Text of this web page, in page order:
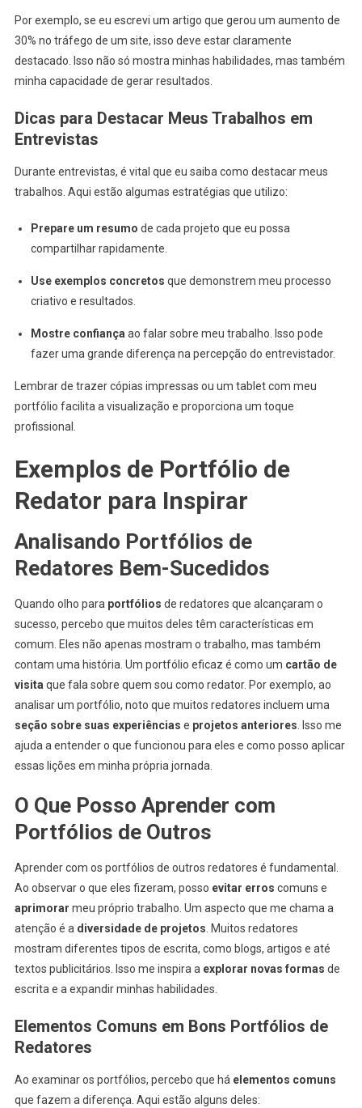
Por exemplo, se eu escrevi um artigo que gerou um aumento de
30% no tráfego de um site, isso deve estar claramente
destacado. Isso não só mostra minhas habilidades, mas também
minha capacidade de gerar resultados.
Dicas para Destacar Meus Trabalhos em
Entrevistas
Durante entrevistas, é vital que eu saiba como destacar meus
trabalhos. Aqui estão algumas estratégias que utilizo:
Prepare um resumo de cada projeto que eu possa
compartilhar rapidamente.
Use exemplos concretos que demonstrem meu processo
criativo e resultados.
Mostre confiança ao falar sobre meu trabalho. Isso pode
fazer uma grande diferença na percepção do entrevistador.
Lembrar de trazer cópias impressas ou um tablet com meu
portfólio facilita a visualização e proporciona um toque
profissional.
Exemplos de Portfólio de
Redator para Inspirar
Analisando Portfólios de
Redatores Bem-Sucedidos
Quando olho para portfólios de redatores que alcançaram o
sucesso, percebo que muitos deles têm características em
comum. Eles não apenas mostram o trabalho, mas também
contam uma história. Um portfólio eficaz é como um cartão de
visita que fala sobre quem sou como redator. Por exemplo, ao
analisar um portfólio, noto que muitos redatores incluem uma
seção sobre suas experiências e projetos anteriores . Isso me
ajuda a entender o que funcionou para eles e como posso aplicar
essas lições em minha própria jornada.
O Que Posso Aprender com
Portfólios de Outros
Aprender com os portfólios de outros redatores é fundamental.
Ao observar o que eles fizeram, posso evitar erros comuns e
aprimorar meu próprio trabalho. Um aspecto que me chama a
atenção é a diversidade de projetos . Muitos redatores
mostram diferentes tipos de escrita, como blogs, artigos e até
textos publicitários. Isso me inspira a explorar novas formas de
escrita e a expandir minhas habilidades.
Elementos Comuns em Bons Portfólios de
Redatores
Ao examinar os portfólios, percebo que há elementos comuns
que fazem a diferença. Aqui estão alguns deles: